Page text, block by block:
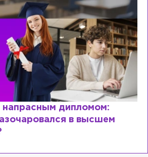
напрасным дипломом:
в высшем